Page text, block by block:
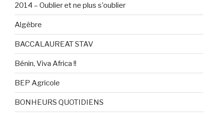
2014 – Oublier et ne plus s'oublier
Algèbre
BACCALAUREAT STAV
Bénin, Viva Africa !!
BEP Agricole
BONHEURS QUOTIDIENS